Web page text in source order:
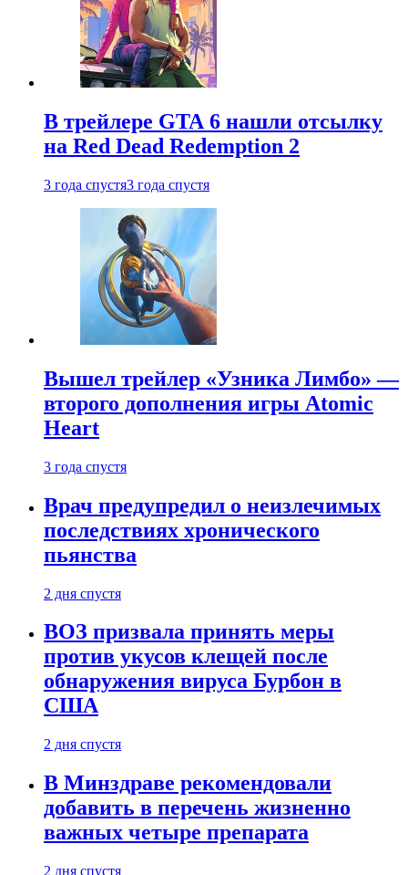
В трейлере GTA 6 нашли отсылку
на Red Dead Redemption 2
3 года спустя3 года спустя
Вышел трейлер «Узника Лимбо» —
второго дополнения игры Atomic
Heart
3 года спустя
Врач предупредил о неизлечимых
последствиях хронического
пьянства
2 дня спустя
ВОЗ призвала принять меры
против укусов клещей после
обнаружения вируса Бурбон в
США
2 дня спустя
В Минздраве рекомендовали
добавить в перечень жизненно
важных четыре препарата
2 дня спустя